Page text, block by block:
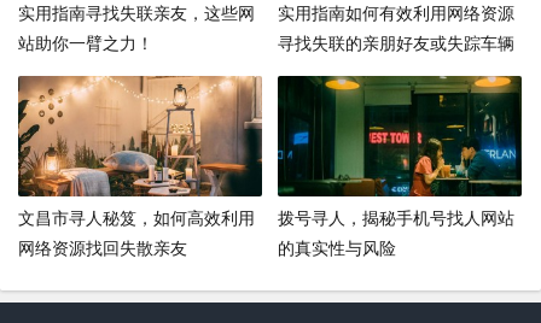
实用指南寻找失联亲友，这些网
站助你一臂之力！
实用指南如何有效利用网络资源
寻找失联的亲朋好友或失踪车辆
文昌市寻人秘笈，如何高效利用
网络资源找回失散亲友
拨号寻人，揭秘手机号找人网站
的真实性与风险